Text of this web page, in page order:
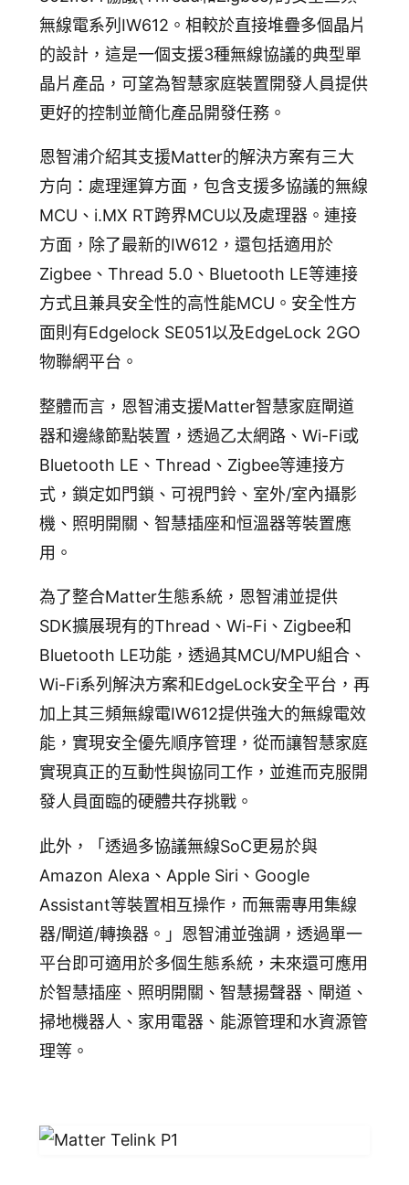
無線電系列IW612。相較於直接堆疊多個晶片
的設計，這是一個支援3種無線協議的典型單
晶片產品，可望為智慧家庭裝置開發人員提供
更好的控制並簡化產品開發任務。
恩智浦介紹其支援Matter的解決方案有三大
方向：處理運算方面，包含支援多協議的無線
MCU、i.MX RT跨界MCU以及處理器。連接
方面，除了最新的IW612，還包括適用於
Zigbee、Thread 5.0、Bluetooth LE等連接
方式且兼具安全性的高性能MCU。安全性方
面則有Edgelock SE051以及EdgeLock 2GO
物聯網平台。
整體而言，恩智浦支援Matter智慧家庭閘道
器和邊緣節點裝置，透過乙太網路、Wi-Fi或
Bluetooth LE、Thread、Zigbee等連接方
式，鎖定如門鎖、可視門鈴、室外/室內攝影
機、照明開關、智慧插座和恒溫器等裝置應
用。
為了整合Matter生態系統，恩智浦並提供
SDK擴展現有的Thread、Wi-Fi、Zigbee和
Bluetooth LE功能，透過其MCU/MPU組合、
Wi-Fi系列解決方案和EdgeLock安全平台，再
加上其三頻無線電IW612提供強大的無線電效
能，實現安全優先順序管理，從而讓智慧家庭
實現真正的互動性與協同工作，並進而克服開
發人員面臨的硬體共存挑戰。
此外，「透過多協議無線SoC更易於與
Amazon Alexa、Apple Siri、Google
Assistant等裝置相互操作，而無需專用集線
器/閘道/轉換器。」恩智浦並強調，透過單一
平台即可適用於多個生態系統，未來還可應用
於智慧插座、照明開關、智慧揚聲器、閘道、
掃地機器人、家用電器、能源管理和水資源管
理等。